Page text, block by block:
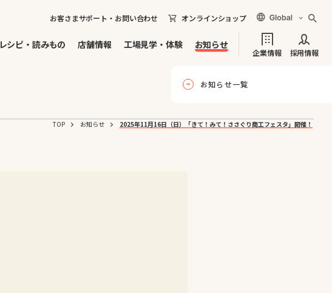
お客さまサポート・お問い合わせ オンラインショップ
レシピ・読みもの 店舗情報 工場見学・体験 お知らせ
企業情報 採用情報
お知らせ一覧
TOP お知らせ 2025年11月16日（日）「きて！みて！ささぐり商工フェスタ」開催！